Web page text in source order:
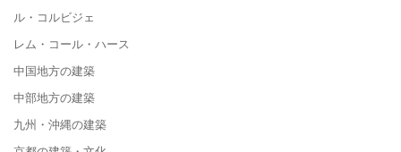
ル・コルビジェ
レム・コール・ハース
中国地方の建築
中部地方の建築
九州・沖縄の建築